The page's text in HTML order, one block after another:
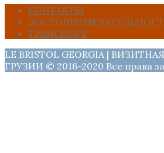
КОНТАКТЫ
ТРАНСПОРТ
LE BRISTOL GEORGIA |
ГРУЗИИ © 2016-2020 Все права